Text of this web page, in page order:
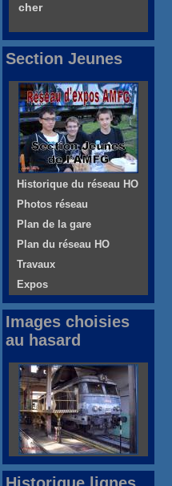
cher
Section Jeunes
Historique du réseau HO
Photos réseau
Plan de la gare
Plan du réseau HO
Travaux
Expos
Images choisies
au hasard